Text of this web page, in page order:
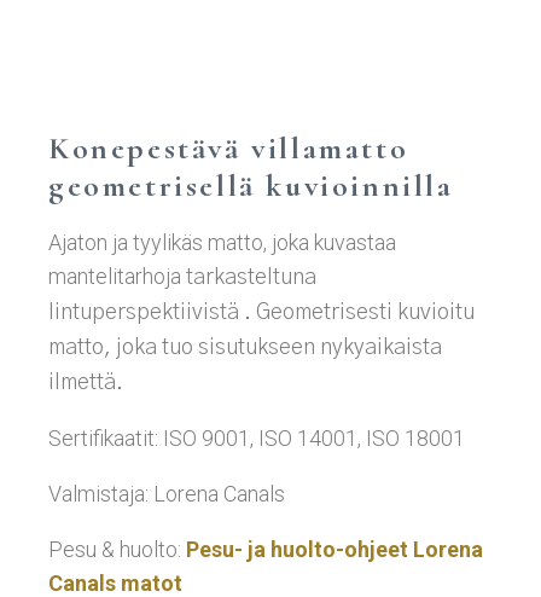
Konepestävä villamatto
geometrisellä kuvioinnilla
Ajaton ja tyylikäs matto, joka kuvastaa
mantelitarhoja tarkasteltuna
lintuperspektiivistä . Geometrisesti kuvioitu
matto, joka tuo sisutukseen nykyaikaista
ilmettä.
Sertifikaatit: ISO 9001, ISO 14001, ISO 18001
Valmistaja: Lorena Canals
Pesu & huolto: Pesu- ja huolto-ohjeet Lorena
Canals matot